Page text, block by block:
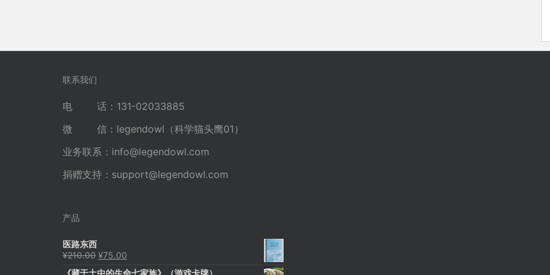
联系我们
电 话：131-02033885
微 信：legendowl（科学猫头鹰01）
业务联系： info@legendowl.com
捐赠支持： support@legendowl.com
产品
医路东西
¥210.00 原
¥75.00